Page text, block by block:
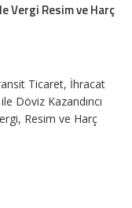
Vergi Resim ve Harç
Ticaret, İhracat
Döviz Kazandırıcı
Resim ve Harç